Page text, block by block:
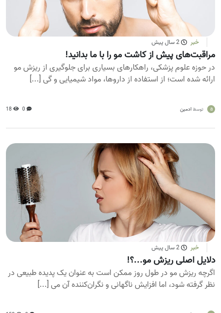
خبر 2 سال پیش
مراقبت‌های پیش از کاشت مو را با ما بدانید!
در حوزه علوم پزشکی، راهکارهای بسیاری برای جلوگیری از ریزش مو
ارائه شده است؛ از استفاده از داروها، مواد شیمیایی و گی [...]
a توسط ادمین 0
18
خبر 2 سال پیش
دلایل اصلی ریزش مو...؟!
اگرچه ریزش مو در طول روز ممکن است به عنوان یک پدیده طبیعی در
نظر گرفته شود، اما افزایش ناگهانی و نگران‌کننده آن می‌ [...]